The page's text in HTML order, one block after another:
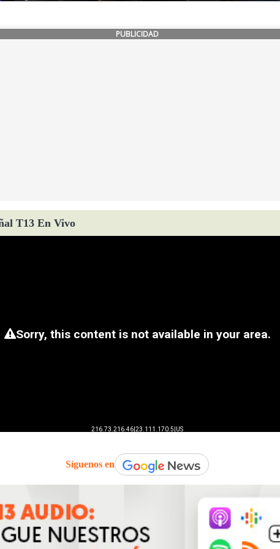
PUBLICIDAD
T13 En Vivo
Síguenos en